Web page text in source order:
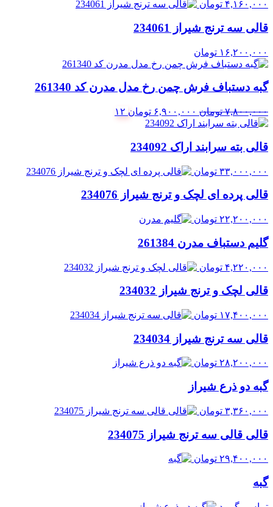
۴,۱۶۰,۰۰۰ تومان
قالی سه ترنج شیراز 234061
۱۶,۲۰۰,۰۰۰ تومان
گبه دستباف فرش چمن رخ مدل مدرن کد 261340
۷,۸۰۰,۰۰۰ تومان قیمت
اصلی:
بود.
۶,۹۰۰,۰۰۰ تومان قیمت
۱۲
قالی بته سرابند اراک 234092
۳۳,۰۰۰,۰۰۰ تومان
قالی پرده ای لچک و ترنج شیراز 234076
۲۲,۲۰۰,۰۰۰ تومان
گلیم دستباف مدرن 261384
۴,۲۲۰,۰۰۰ تومان
قالی لچک و ترنج شیراز 234032
۱۷,۴۰۰,۰۰۰ تومان
قالی سه ترنج شیراز 234034
۲۸,۲۰۰,۰۰۰ تومان
گبه دو ذرع شیراز
۳,۳۶۰,۰۰۰ تومان
قالی قالی سه ترنج شیراز 234075
۲۹,۴۰۰,۰۰۰ تومان
گبه